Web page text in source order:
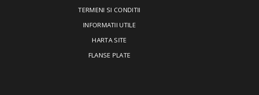
TERMENI SI CONDITII
INFORMATII UTILE
HARTA SITE
FLANSE PLATE